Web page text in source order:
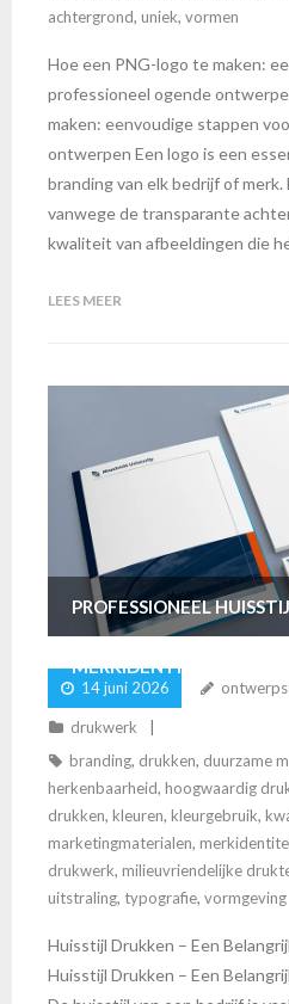
achtergrond, uniek, vormen
Hoe een PNG-logo te maken:
professioneel ogende
maken: eenvoudige stappen
ontwerpen Een logo is een
branding van elk bedrijf of
vanwege de transparante
kwaliteit van afbeeldingen die
LEES MEER
PROFESSIONEEL
MERKIDENTITEIT IN
14 juni 2026
drukwerk
branding, drukken, duurzame
herkenbaarheid, hoogwaardig
drukken, kleuren, kleurgebruik,
marketingmaterialen,
drukwerk, milieuvriendelijke
uitstraling, typografie, vormgeving
Huisstijl Drukken – Een
Huisstijl Drukken – Een